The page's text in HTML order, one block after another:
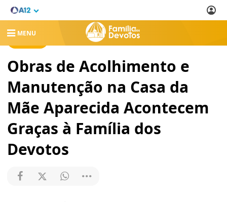
MENU
Obras de Acolhimento e
Manutenção na Casa da
Mãe Aparecida Acontecem
Graças à Família dos
Devotos